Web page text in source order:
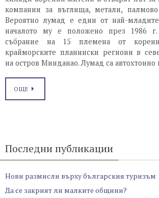
компании за въглища, метали,
Вероятно лумад е един от най-
началото му е положено през 1986
събрание на 15 племена от
крайморските планински региони в
на остров Минданао. Лумад са
ОЩЕ
Последни публикации
Нови размисли върху българския туризъм
Да се закрият ли малките общини?